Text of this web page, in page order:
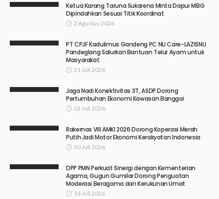
Ketua Karang Taruna Sukarena Minta Dapur MBG
Dipindahkan Sesuai Titik Koordinat
2 Agustus 2026
PT CPJF Kadulimus Gandeng PC NU Care-LAZISNU
Pandeglang Salurkan Bantuan Telur Ayam untuk
Masyarakat
21 Juli 2026
Jaga Nadi Konektivitas 3T, ASDP Dorong
Pertumbuhan Ekonomi Kawasan Banggai
22 Juli 2026
Rakernas VIII AMKI 2026 Dorong Koperasi Merah
Putih Jadi Motor Ekonomi Kerakyatan Indonesia
30 Juli 2026
DPP PMN Perkuat Sinergi dengan Kementerian
Agama, Gugun Gumilar Dorong Penguatan
Moderasi Beragama dan Kerukunan Umat
16 Juli 2026